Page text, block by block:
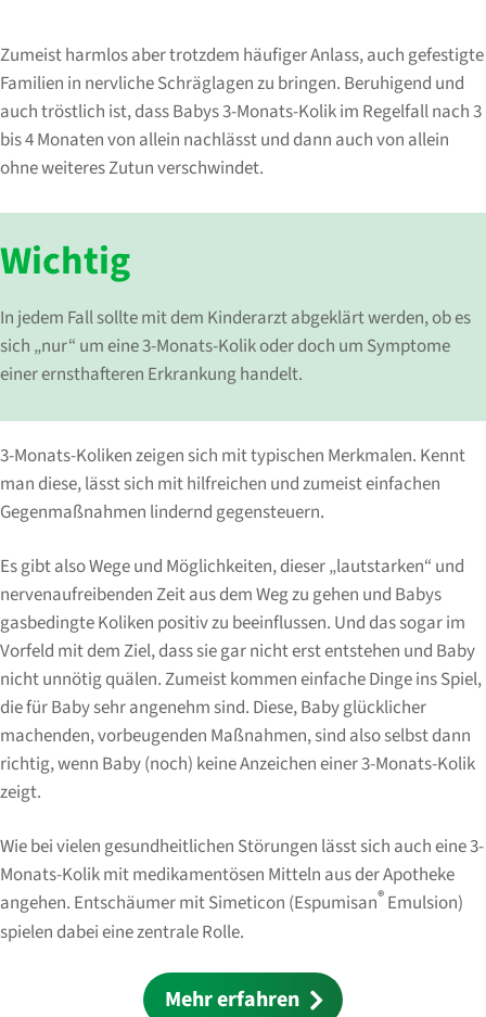
Zumeist harmlos aber trotzdem häufiger Anlass, auch gefestigte
Familien in nervliche Schräglagen zu bringen. Beruhigend und
auch tröstlich ist, dass Babys 3-Monats-Kolik im Regelfall nach 3
bis 4 Monaten von allein nachlässt und dann auch von allein
ohne weiteres Zutun verschwindet.
Wichtig
In jedem Fall sollte mit dem Kinderarzt abgeklärt werden, ob es
sich „nur“ um eine 3-Monats-Kolik oder doch um Symptome
einer ernsthafteren Erkrankung handelt.
3-Monats-Koliken zeigen sich mit typischen Merkmalen. Kennt
man diese, lässt sich mit hilfreichen und zumeist einfachen
Gegenmaßnahmen lindernd gegensteuern.
Es gibt also Wege und Möglichkeiten, dieser „lautstarken“ und
nervenaufreibenden Zeit aus dem Weg zu gehen und Babys
gasbedingte Koliken positiv zu beeinflussen. Und das sogar im
Vorfeld mit dem Ziel, dass sie gar nicht erst entstehen und Baby
nicht unnötig quälen. Zumeist kommen einfache Dinge ins Spiel,
die für Baby sehr angenehm sind. Diese, Baby glücklicher
machenden, vorbeugenden Maßnahmen, sind also selbst dann
richtig, wenn Baby (noch) keine Anzeichen einer 3-Monats-Kolik
zeigt.
Wie bei vielen gesundheitlichen Störungen lässt sich auch eine 3-
Monats-Kolik mit medikamentösen Mitteln aus der Apotheke
angehen. Entschäumer mit Simeticon (Espumisan® Emulsion)
spielen dabei eine zentrale Rolle.
Mehr erfahren